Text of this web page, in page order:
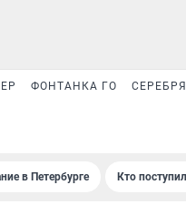
ФОНТАНКА ГО
в Петербурге Кто